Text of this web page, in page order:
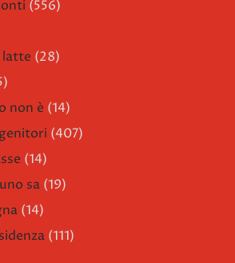
(556)
latte (28)
non è (14)
(407)
(14)
sa (19)
(14)
(111)